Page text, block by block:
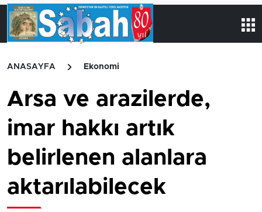
ANASAYFA Ekonomi
Arsa ve arazilerde,
imar hakkı artık
belirlenen alanlara
aktarılabilecek